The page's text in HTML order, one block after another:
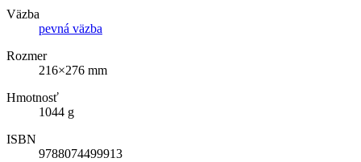
Väzba
pevná väzba
Rozmer
216×276 mm
Hmotnosť
1044 g
ISBN
9788074499913